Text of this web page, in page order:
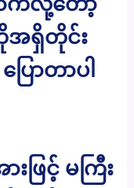
အရှိတိုင်း
ောတာပါ
ြင့် မကြီး